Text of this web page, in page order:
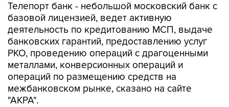
Телепорт банк - небольшой московский банк с
базовой лицензией, ведет активную
деятельность по кредитованию МСП, выдаче
банковских гарантий, предоставлению услуг
РКО, проведению операций с драгоценными
металлами, конверсионных операций и
операций по размещению средств на
межбанковском рынке, сказано на сайте
"АКРА".